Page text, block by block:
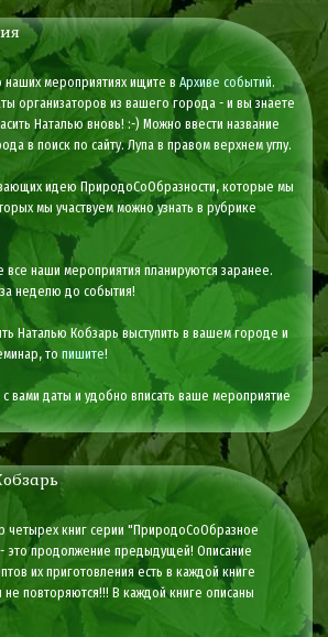
мероприятиях ищите вАрхиве событий.
организаторов из вашего города - и вы знаете
Наталью вновь! :-) Можно ввести название
в поиск по сайту. Лупа в правом верхнем углу.
идею ПриродоСоОбразности, которые мы
мы участвуем можно узнать в рубрике
все наши мероприятия планируются заранее.
неделю до события!
Наталью Кобзарь выступить в вашем городе и
топишите!
вами даты и удобно вписать ваше мероприятие
четырех книг серии "ПриродоСоОбразное
- это продолжение предыдущей! Описание
их приготовления есть в каждой книге
не повторяются!!! В каждой книге описаны